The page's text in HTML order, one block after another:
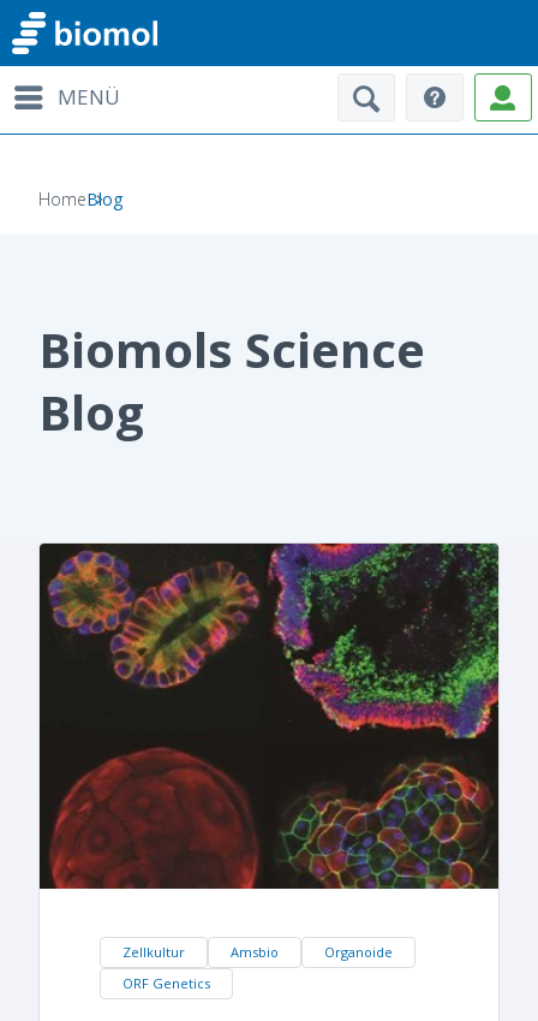
MENÜ
HomeBlog
Biomols Science
Blog
Zellkultur Amsbio
Organoide
ORF Genetics